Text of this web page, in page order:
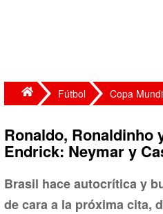
Fútbol Copa
Ronaldo, Ronaldinho
Endrick: Neymar y
Brasil hace autocrítica y
de cara a la próxima cita,